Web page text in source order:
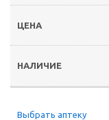
Выбрать аптеку